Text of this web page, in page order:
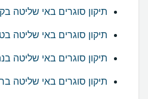
תיקון סוגרים באי שליטה
תיקון סוגרים באי שליטה
תיקון סוגרים באי שליטה
תיקון סוגרים באי שליטה